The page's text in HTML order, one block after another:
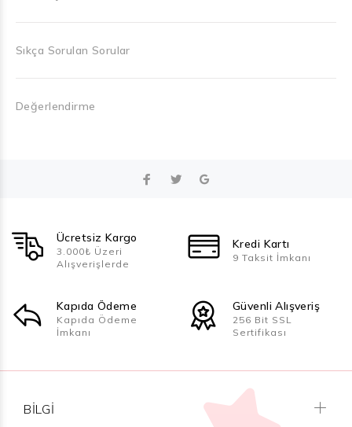
Sıkça Sorulan Sorular
Değerlendirme
Ücretsiz Kargo
3.000₺ Üzeri
Alışverişlerde
Kredi Kartı
9 Taksit İmkanı
Kapıda Ödeme
Kapıda Ödeme
İmkanı
Güvenli Alışveriş
256 Bit SSL
Sertifikası
BILGI